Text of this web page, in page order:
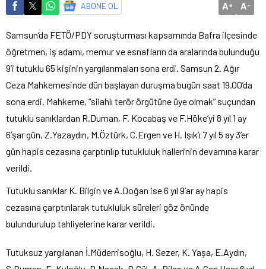
ABONE OL A+ A-
Samsun’da FETÖ/PDY soruşturması kapsamında Bafra ilçesinde
öğretmen, iş adamı, memur ve esnafların da aralarında bulunduğu
9’i tutuklu 65 kişinin yargılanmaları sona erdi. Samsun 2. Ağır
Ceza Mahkemesinde dün başlayan duruşma bugün saat 19.00’da
sona erdi. Mahkeme, “silahlı terör örgütüne üye olmak” suçundan
tutuklu sanıklardan R.Duman, F. Kocabaş ve F.Höke’yi 8 yıl 1 ay
6’şar gün, Z.Yazaydın, M.Öztürk, C.Ergen ve H. Işık’ı 7 yıl 5 ay 3’er
gün hapis cezasına çarptırılıp tutukluluk hallerinin devamına karar
verildi.
Tutuklu sanıklar K. Bilgin ve A.Doğan ise 6 yıl 9’ar ay hapis
cezasına çarptırılarak tutukluluk süreleri göz önünde
bulundurulup tahliyelerine karar verildi.
Tutuksuz yargılanan İ.Müderrisoğlu, H. Sezer, K. Yaşa, E.Aydın,